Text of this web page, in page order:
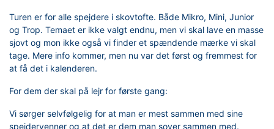
Turen er for alle spejdere i skovtofte. Både Mikro, Mini, Junior
og Trop. Temaet er ikke valgt endnu, men vi skal lave en masse
sjovt og mon ikke også vi finder et spændende mærke vi skal
tage. Mere info kommer, men nu var det først og fremmest for
at få det i kalenderen.
For dem der skal på lejr for første gang:
Vi sørger selvfølgelig for at man er mest sammen med sine
spejdervenner og at det er dem man sover sammen med.